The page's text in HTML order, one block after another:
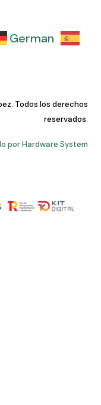
German
Todos los derechos
reservados.
por Hardware System